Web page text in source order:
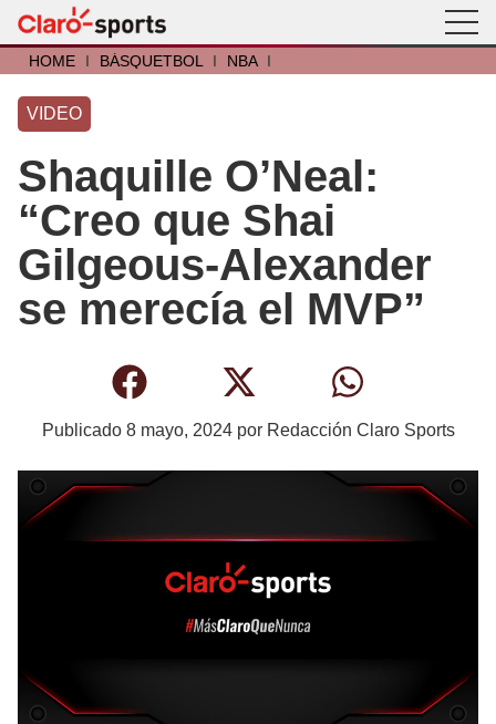
HOME I BÁSQUETBOL I NBA I
VIDEO
Shaquille O’Neal:
“Creo que Shai
Gilgeous-Alexander
se merecía el MVP”
Publicado 8 mayo, 2024por Redacción Claro Sports